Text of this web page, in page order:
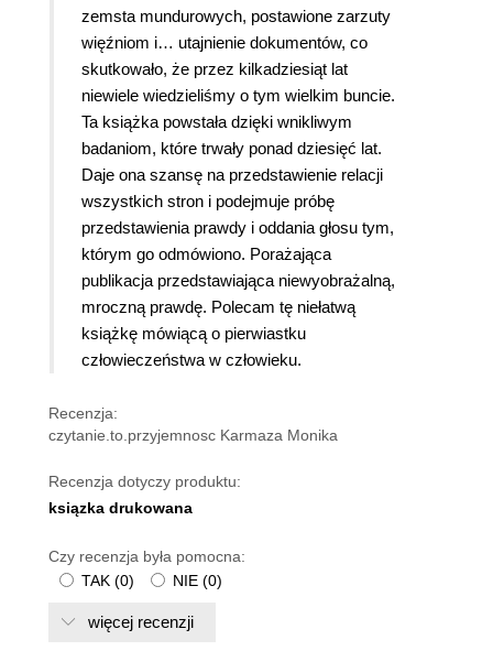
zemsta mundurowych, postawione zarzuty
więźniom i… utajnienie dokumentów, co
skutkowało, że przez kilkadziesiąt lat
niewiele wiedzieliśmy o tym wielkim buncie.
Ta książka powstała dzięki wnikliwym
badaniom, które trwały ponad dziesięć lat.
Daje ona szansę na przedstawienie relacji
wszystkich stron i podejmuje próbę
przedstawienia prawdy i oddania głosu tym,
którym go odmówiono. Porażająca
publikacja przedstawiająca niewyobrażalną,
mroczną prawdę. Polecam tę niełatwą
książkę mówiącą o pierwiastku
człowieczeństwa w człowieku.
Recenzja:
czytanie.to.przyjemnosc Karmaza Monika
Recenzja dotyczy produktu:
ksiązka drukowana
Czy recenzja była pomocna:
TAK (0) NIE (0)
więcej recenzji